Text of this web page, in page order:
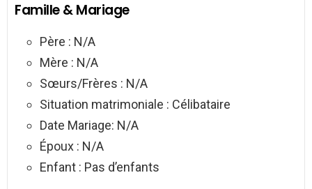
Famille & Mariage
Père : N/A
Mère : N/A
Sœurs/Frères : N/A
Situation matrimoniale : Célibataire
Date Mariage: N/A
Époux : N/A
Enfant : Pas d’enfants